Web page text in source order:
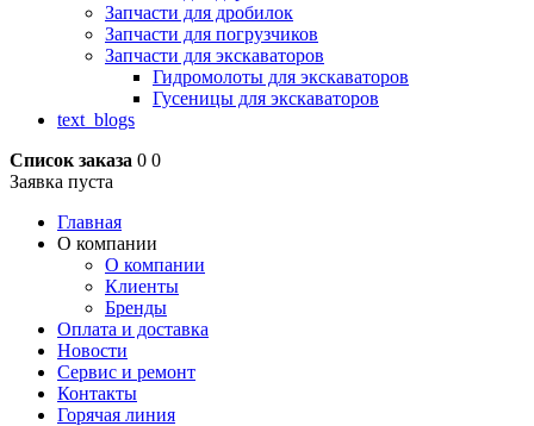
Запчасти для дробилок
Запчасти для погрузчиков
Запчасти для экскаваторов
Гидромолоты для экскаваторов
Гусеницы для экскаваторов
text_blogs
Список заказа 0 0
Заявка пуста
Главная
О компании
О компании
Клиенты
Бренды
Оплата и доставка
Новости
Сервис и ремонт
Контакты
Горячая линия